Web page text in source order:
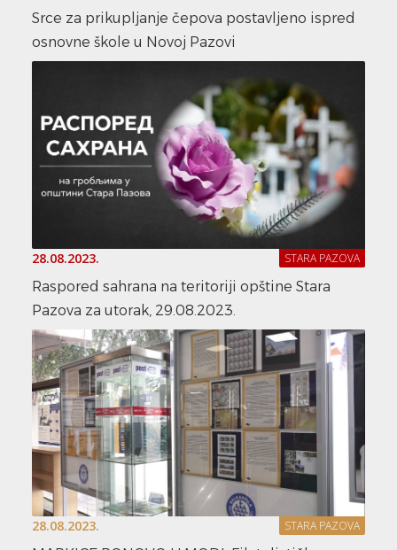
Srce za prikupljanje čepova postavljeno ispred
osnovne škole u Novoj Pazovi
28.08.2023. STARA PAZOVA
Raspored sahrana na teritoriji opštine Stara
Pazova za utorak, 29.08.2023.
28.08.2023. STARA PAZOVA